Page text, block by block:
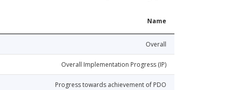
Name
Overall
Overall Implementation Progress (IP)
Progress towards achievement of PDO